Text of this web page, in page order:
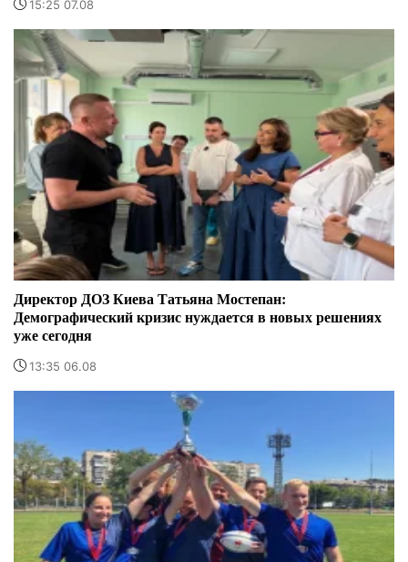
15:25 07.08
Директор ДОЗ Киева Татьяна Мостепан:
Демографический кризис нуждается в новых решениях
уже сегодня
13:35 06.08